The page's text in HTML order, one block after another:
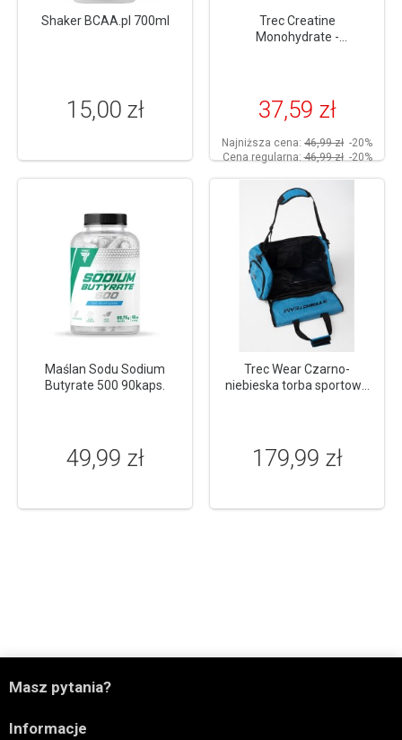
Shaker BCAA.pl 700ml
15,00 zł
Trec Creatine
Monohydrate -
37,59 zł
Najniższa cena: 46,99 zł -20%
Cena regularna:46,99 zł -20%
Maślan Sodu Sodium
Butyrate 500 90kaps.
49,99 zł
Trec Wear Czarno-
niebieska torba sportowa
179,99 zł
Masz pytania?
Informacje